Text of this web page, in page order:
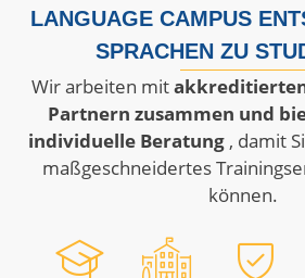
LANGUAGE CAMPUS
SPRACHEN ZU
Wir arbeiten mit
Partnern zusammen und
individuelle Beratung , damit
maßgeschneidertes
können.